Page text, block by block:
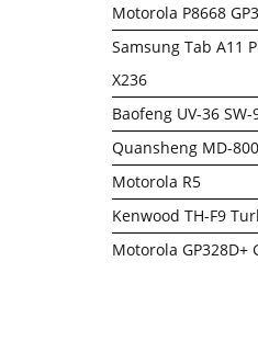
Motorola P8668
Samsung Tab A11
X236
Baofeng UV-36
Quansheng MD-
Motorola R5
Kenwood TH-F9
Motorola GP328D+